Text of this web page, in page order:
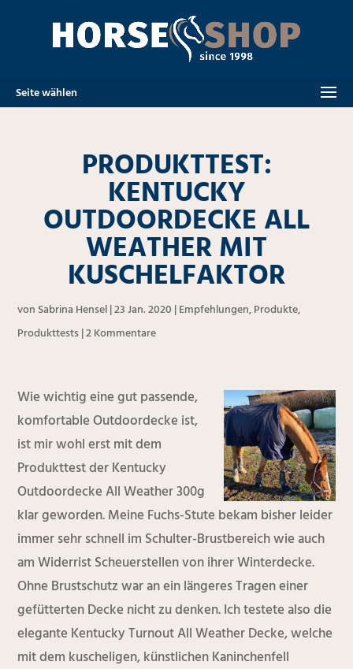
Seite wählen
PRODUKTTEST:
KENTUCKY
OUTDOORDECKE ALL
WEATHER MIT
KUSCHELFAKTOR
von Sabrina Hensel|23 Jan. 2020 |Empfehlungen,Produkte,
Produkttests|2 Kommentare
Wie wichtig eine gut passende,
komfortable Outdoordecke ist,
ist mir wohl erst mit dem
Produkttest der Kentucky
Outdoordecke All Weather 300g
klar geworden. Meine Fuchs-Stute bekam bisher leider
immer sehr schnell im Schulter-Brustbereich wie auch
am Widerrist Scheuerstellen von ihrer Winterdecke.
Ohne Brustschutz war an ein längeres Tragen einer
gefütterten Decke nicht zu denken. Ich testete also die
elegante Kentucky Turnout All Weather Decke, welche
mit dem kuscheligen, künstlichen Kaninchenfell